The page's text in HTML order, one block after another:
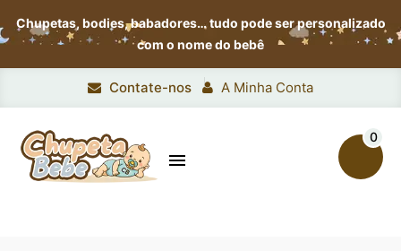
Chupetas, bodies, babadores…tudo pode ser personalizado
com o nome do bebê
Contate-nos A Minha Conta

0